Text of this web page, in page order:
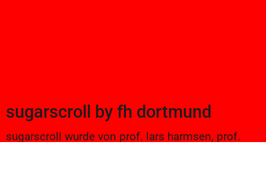
sugarscroll by fh dortmund
sugarscroll wurde von prof. lars harmsen, prof.